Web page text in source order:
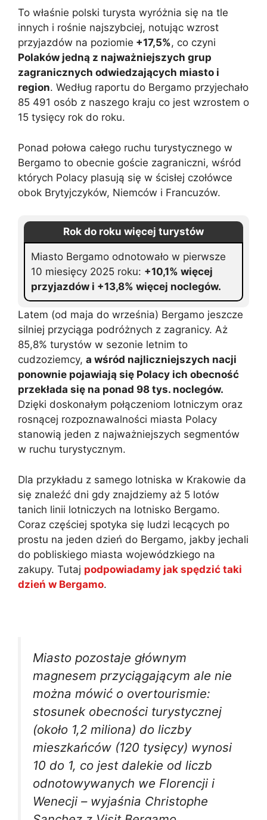
To właśnie polski turysta wyróżnia się na tle
innych i rośnie najszybciej, notując wzrost
przyjazdów na poziomie +17,5%, co czyni
Polaków jedną z najważniejszych grup
zagranicznych odwiedzających miasto i
region. Według raportu do Bergamo przyjechało
85 491 osób z naszego kraju co jest wzrostem o
15 tysięcy rok do roku.
Ponad połowa całego ruchu turystycznego w
Bergamo to obecnie goście zagraniczni, wśród
których Polacy plasują się w ścisłej czołówce
obok Brytyjczyków, Niemców i Francuzów.
Rok do roku więcej turystów
Miasto Bergamo odnotowało w pierwsze
10 miesięcy 2025 roku: +10,1% więcej
przyjazdów i +13,8% więcej noclegów.
Latem (od maja do września) Bergamo jeszcze
silniej przyciąga podróżnych z zagranicy. Aż
85,8% turystów w sezonie letnim to
cudzoziemcy, a wśród najliczniejszych nacji
ponownie pojawiają się Polacy ich obecność
przekłada się na ponad 98 tys. noclegów.
Dzięki doskonałym połączeniom lotniczym oraz
rosnącej rozpoznawalności miasta Polacy
stanowią jeden z najważniejszych segmentów
w ruchu turystycznym.
Dla przykładu z samego lotniska w Krakowie da
się znaleźć dni gdy znajdziemy aż 5 lotów
tanich linii lotniczych na lotnisko Bergamo.
Coraz częściej spotyka się ludzi lecących po
prostu na jeden dzień do Bergamo, jakby jechali
do pobliskiego miasta wojewódzkiego na
zakupy. Tutaj podpowiadamy jak spędzić taki
dzień w Bergamo.
Miasto pozostaje głównym
magnesem przyciągającym ale nie
można mówić o overtourismie:
stosunek obecności turystycznej
(około 1,2 miliona) do liczby
mieszkańców (120 tysięcy) wynosi
10 do 1, co jest dalekie od liczb
odnotowywanych we Florencji i
Wenecji – wyjaśnia Christophe